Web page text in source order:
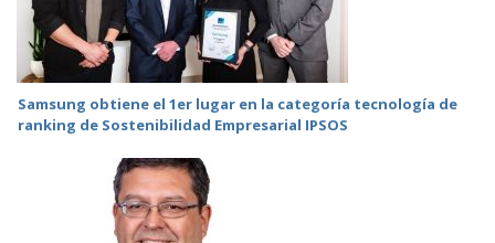
Samsung obtiene el 1er lugar en la categoría tecnología de
ranking de Sostenibilidad Empresarial IPSOS